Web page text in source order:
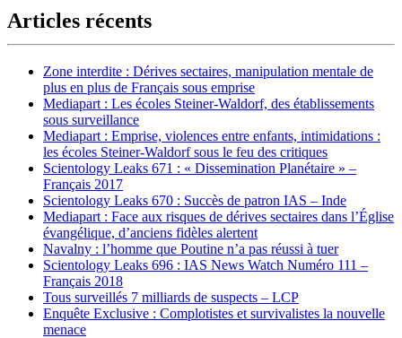
Articles récents
Zone interdite : Dérives sectaires, manipulation mentale de
plus en plus de Français sous emprise
Mediapart : Les écoles Steiner-Waldorf, des établissements
sous surveillance
Mediapart : Emprise, violences entre enfants, intimidations :
les écoles Steiner-Waldorf sous le feu des critiques
Scientology Leaks 671 : « Dissemination Planétaire » –
Français 2017
Scientology Leaks 670 : Succès de patron IAS – Inde
Mediapart : Face aux risques de dérives sectaires dans l’Église
évangélique, d’anciens fidèles alertent
Navalny : l’homme que Poutine n’a pas réussi à tuer
Scientology Leaks 696 : IAS News Watch Numéro 111 –
Français 2018
Tous surveillés 7 milliards de suspects – LCP
Enquête Exclusive : Complotistes et survivalistes la nouvelle
menace